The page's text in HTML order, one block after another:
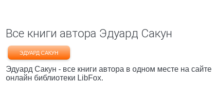
Все книги автора Эдуард Сакун
ЭДУАРД САКУН
Эдуард Сакун - все книги автора в одном месте на сайте
онлайн библиотеки LibFox.